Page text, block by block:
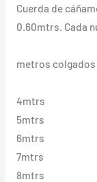
Cuerda de
0.60mtrs. Cada
metros
4mtrs
5mtrs
6mtrs
7mtrs
8mtrs